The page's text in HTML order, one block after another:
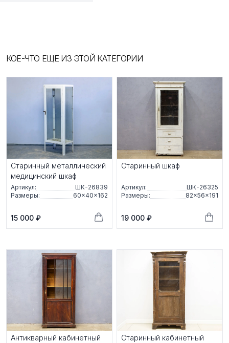
КОЕ-ЧТО ЕЩЁ ИЗ ЭТОЙ КАТЕГОРИИ
Старинный металлический
медицинский шкаф
Артикул:
ШК-26839
Размеры:
60×40×162
15 000 ₽
Старинный шкаф
Артикул:
ШК-26325
Размеры:
82×56×191
19 000 ₽
Антикварный кабинетный
Старинный кабинетный